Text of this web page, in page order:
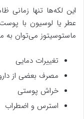
این لکه‌ها تنها زمانی
عطر یا لوسیون با
ماستوسیتوز می‌توان به
تغییرات دمایی
مصرف بعضی از
خراش پوستی
استرس و اضطراب